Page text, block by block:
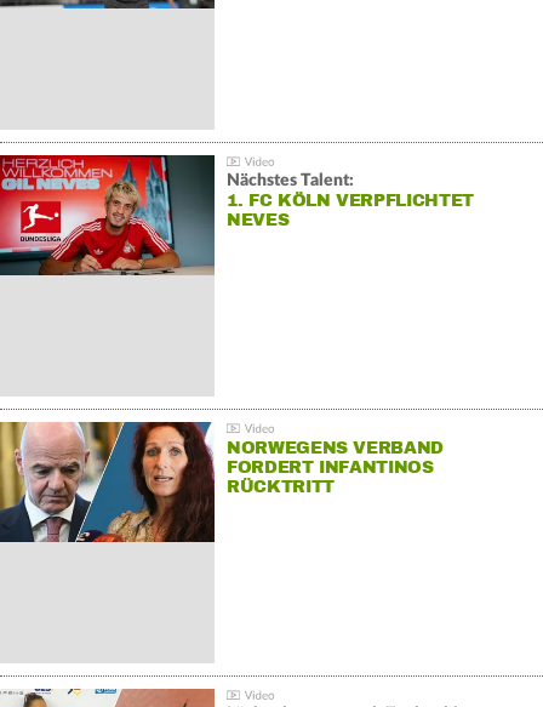
Nächstes Talent:
1. FC KÖLN VERPFLICHTET
NEVES
NORWEGENS VERBAND
FORDERT INFANTINOS
RÜCKTRITT